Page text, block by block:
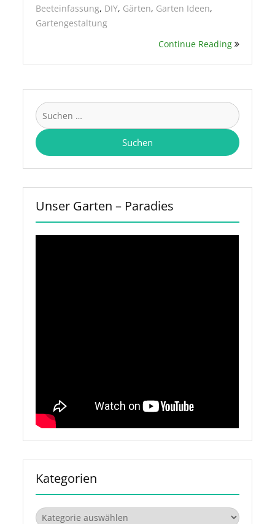
Beeteinfassung, DIY, Gärten, Garten Ideen,
Gartengestaltung
Continue Reading
Suchen
nach:
Unser Garten – Paradies
Kategorien
Kategorien